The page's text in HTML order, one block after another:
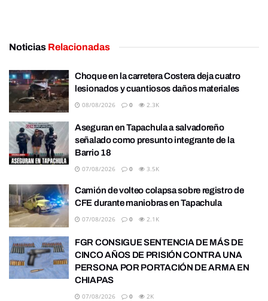
Noticias Relacionadas
Choque en la carretera Costera deja cuatro
lesionados y cuantiosos daños materiales
08/08/2026 0 2.3K
Aseguran en Tapachula a salvadoreño
señalado como presunto integrante de la
Barrio 18
07/08/2026 0 3.5K
Camión de volteo colapsa sobre registro de
CFE durante maniobras en Tapachula
07/08/2026 0 2.1K
FGR CONSIGUE SENTENCIA DE MÁS DE
CINCO AÑOS DE PRISIÓN CONTRA UNA
PERSONA POR PORTACIÓN DE ARMA EN
CHIAPAS
07/08/2026 0 2K